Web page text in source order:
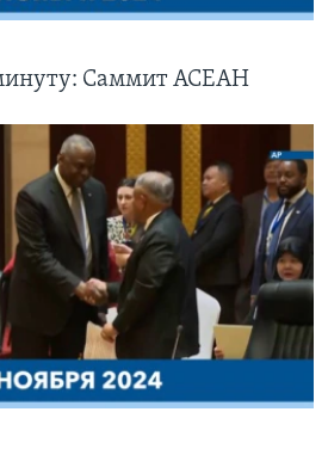
Саммит АСЕАН